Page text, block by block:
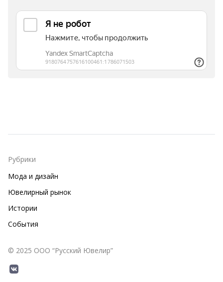
© 2025 ООО “Русский Ювелир”
Рубрики
Мода и дизайн
Ювелирный рынок
Истории
События